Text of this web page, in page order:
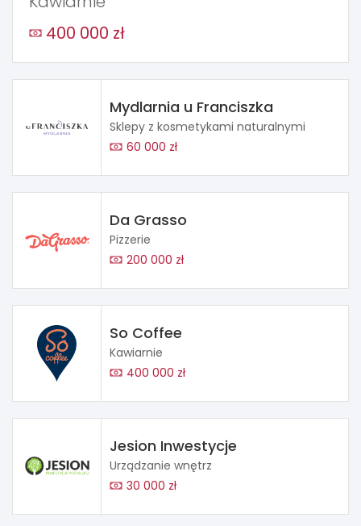
400 000 zł
Mydlarnia u Franciszka
Sklepy z kosmetykami naturalnymi
60 000 zł
Da Grasso
Pizzerie
200 000 zł
So Coffee
Kawiarnie
400 000 zł
Jesion Inwestycje
Urządzanie wnętrz
30 000 zł